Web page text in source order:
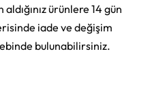
aldığınız ürünlere 14 gün
iade ve değişim
bulunabilirsiniz.